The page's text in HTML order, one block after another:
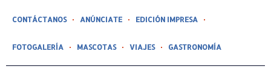
CONTÁCTANOS ANÚNCIATE EDICIÓN IMPRESA
FOTOGALERÍA MASCOTAS VIAJES GASTRONOMÍA